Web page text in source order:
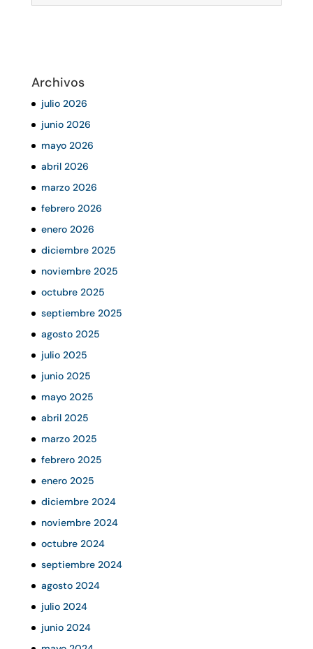
Archivos
julio 2026
junio 2026
mayo 2026
abril 2026
marzo 2026
febrero 2026
enero 2026
diciembre 2025
noviembre 2025
octubre 2025
septiembre 2025
agosto 2025
julio 2025
junio 2025
mayo 2025
abril 2025
marzo 2025
febrero 2025
enero 2025
diciembre 2024
noviembre 2024
octubre 2024
septiembre 2024
agosto 2024
julio 2024
junio 2024